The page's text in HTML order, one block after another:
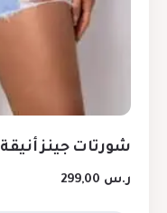
شورتات جينز أنيقة
ر.س